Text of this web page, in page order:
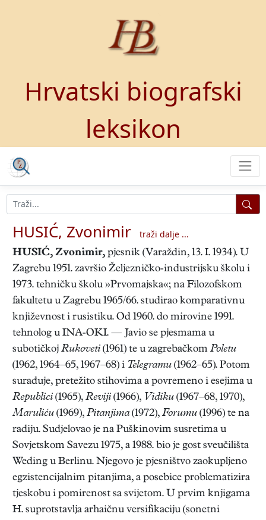
Hrvatski biografski
leksikon
HUSIĆ, Zvonimir
traži dalje ...
HUSIĆ, Zvonimir, pjesnik (Varaždin, 13. I. 1934). U
Zagrebu 1951. završio Željezničko-industrijsku školu i
1973. tehničku školu »Prvomajska«; na Filozofskom
fakultetu u Zagrebu 1965/66. studirao komparativnu
književnost i rusistiku. Od 1960. do mirovine 1991.
tehnolog u INA-OKI. — Javio se pjesmama u
subotičkoj Rukoveti (1961) te u zagrebačkom Poletu
(1962, 1964–65, 1967–68) i Telegramu (1962–65). Potom
surađuje, pretežito stihovima a povremeno i esejima u
Republici (1965), Reviji (1966), Vidiku (1967–68, 1970),
Maruliću (1969), Pitanjima(1972), Forumu (1996) te na
radiju. Sudjelovao je na Puškinovim susretima u
Sovjetskom Savezu 1975, a 1988. bio je gost sveučilišta
Weding u Berlinu. Njegovo je pjesništvo zaokupljeno
egzistencijalnim pitanjima, a posebice problematizira
tjeskobu i pomirenost sa svijetom. U prvim knjigama
H. suprotstavlja arhaičnu versifikaciju (sonetni